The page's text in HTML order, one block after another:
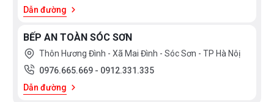
Dẫn đường
BẾP AN TOÀN SÓC SƠN
Thôn Hương Đình - Xã Mai Đình - Sóc Sơn - TP Hà Nôị
0976.665.669 - 0912.331.335
Dẫn đường